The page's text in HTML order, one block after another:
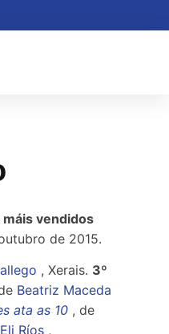
vendidos
de 2015.
, Xerais. 3º
Beatriz Maceda
ata as 10 , de
Eli Ríos ,